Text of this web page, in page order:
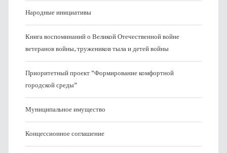
Народные инициативы
Книга воспоминаний о Великой Отечественной войне
ветеранов войны, тружеников тыла и детей войны
Приоритетный проект “Формирование комфортной
городской среды”
Муниципальное имущество
Концессионное соглашение